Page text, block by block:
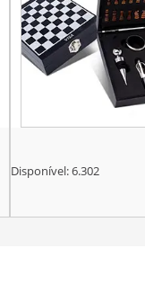
Disponível:6.302